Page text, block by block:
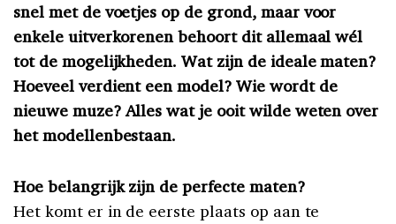
snel met de voetjes op de grond, maar voor
enkele uitverkorenen behoort dit allemaal wél
tot de mogelijkheden. Wat zijn de ideale maten?
Hoeveel verdient een model? Wie wordt de
nieuwe muze? Alles wat je ooit wilde weten over
het modellenbestaan.
Hoe belangrijk zijn de perfecte maten?
Het komt er in de eerste plaats op aan te